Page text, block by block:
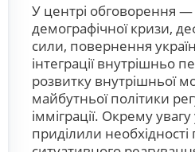
У центрі обговорення
демографічної кризи,
сили, повернення
інтеграції внутрішньо
розвитку внутрішньої
майбутньої політики
імміграції. Окрему
приділили необхідності